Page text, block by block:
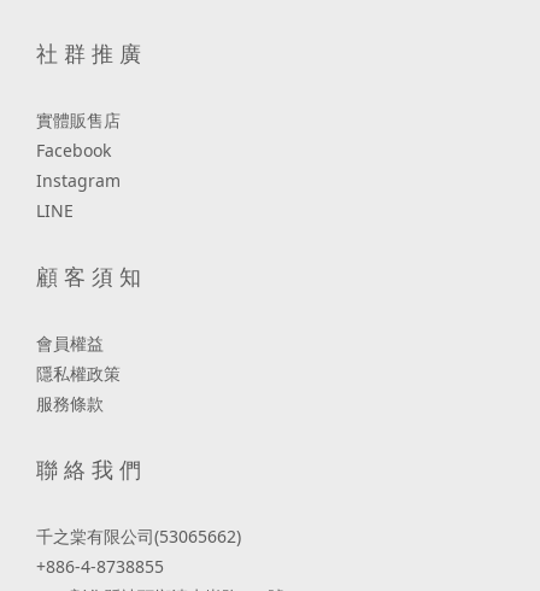
社 群 推 廣
實體販售店
Facebook
Instagram
LINE
顧 客 須 知
會員權益
隱私權政策
服務條款
聯 絡 我 們
千之棠有限公司(53065662)
+886-4-8738855